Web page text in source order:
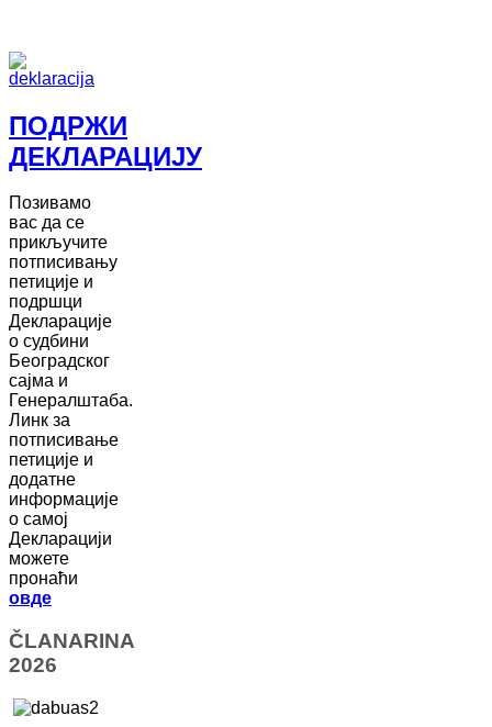
ПОДРЖИ
ДЕКЛАРАЦИЈУ
Позивамо
вас да се
прикључите
потписивању
петиције и
подршци
Декларације
о судбини
Београдског
сајма и
Генералштаба.
Линк за
потписивање
петиције и
додатне
информације
о самој
Декларацији
можете
пронаћи
овде
ČLANARINA
2026